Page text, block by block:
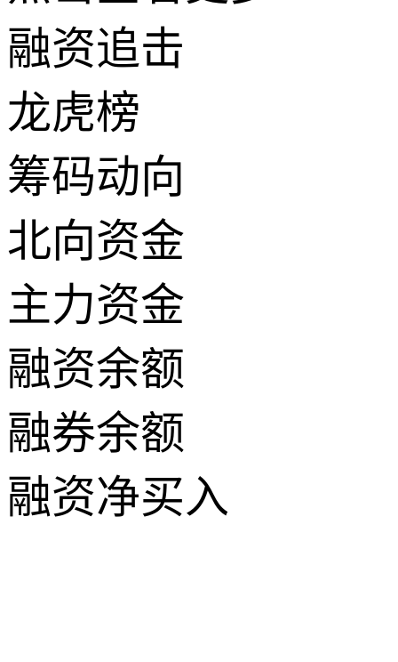
融资追击
龙虎榜
筹码动向
北向资金
主力资金
融资余额
融券余额
融资净买入